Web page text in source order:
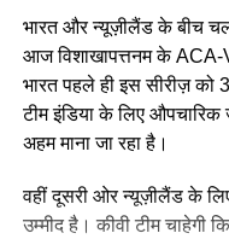
भारत और न्यूज़ीलैंड के बीच
आज विशाखापत्तनम के
भारत पहले ही इस सीरीज़
टीम इंडिया के लिए
अहम माना जा रहा है।
वहीं दूसरी ओर न्यूज़ीलैंड के
उम्मीद है। कीवी टीम चाहेगी